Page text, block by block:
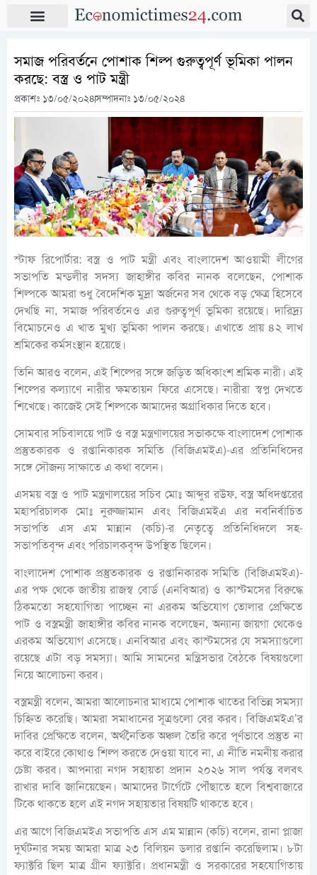
সমাজ পরিবর্তনে পোশাক শিল্প গুরুত্বপূর্ণ ভূমিকা পালন
করছে: বস্ত্র ও পাট মন্ত্রী
প্রকাশঃ ১৩/০৫/২০২৪সম্পাদনাঃ ১৩/০৫/২০২৪
স্টাফ রিপোর্টার: বস্ত্র ও পাট মন্ত্রী এবং বাংলাদেশ আওয়ামী লীগের
সভাপতি মন্ডলীর সদস্য জাহাঙ্গীর কবির নানক বলেছেন, পোশাক
শিল্পকে আমরা শুধু বৈদেশিক মুদ্রা অর্জনের সব থেকে বড় ক্ষেত্র হিসেবে
দেখছি না, সমাজ পরিবর্তনেও এর গুরুত্বপূর্ণ ভূমিকা রয়েছে। দারিদ্র্য
বিমোচনেও এ খাত মুখ্য ভূমিকা পালন করছে। এখাতে প্রায় ৪২ লাখ
শ্রমিকের কর্মসংস্থান হয়েছে।
তিনি আরও বলেন, এই শিল্পের সঙ্গে জড়িত অধিকাংশ শ্রমিক নারী। এই
শিল্পের কল্যাণে নারীর ক্ষমতায়ন ফিরে এসেছে। নারীরা স্বপ্ন দেখতে
শিখেছে। কাজেই সেই শিল্পকে আমাদের অগ্রাধিকার দিতে হবে।
সোমবার সচিবালয়ে পাট ও বস্ত্র মন্ত্রণালয়ের সভাকক্ষে বাংলাদেশ পোশাক
প্রস্তুতকারক ও রপ্তানিকারক সমিতি (বিজিএমইএ)-এর প্রতিনিধিদের
সঙ্গে সৌজন্য সাক্ষাতে এ কথা বলেন।
এসময় বস্ত্র ও পাট মন্ত্রণালয়ের সচিব মোঃ আব্দুর রউফ, বস্ত্র অধিদপ্তরের
মহাপরিচালক মোঃ নুরুজ্জামান এবং বিজিএমইএ এর নবনির্বাচিত
সভাপতি এস এম মান্নান (কচি)-র নেতৃত্বে প্রতিনিধিদলে সহ-
সভাপতিবৃন্দ এবং পরিচালকবৃন্দ উপস্থিত ছিলেন।
বাংলাদেশ পোশাক প্রস্তুতকারক ও রপ্তানিকারক সমিতি (বিজিএমইএ)-
এর পক্ষ থেকে জাতীয় রাজস্ব বোর্ড (এনবিআর) ও কাস্টমসের বিরুদ্ধে
ঠিকমতো সহযোগিতা পাচ্ছেন না এরকম অভিযোগ তোলার প্রেক্ষিতে
পাট ও বস্ত্রমন্ত্রী জাহাঙ্গীর কবির নানক বলেছেন, অন্যান্য জায়গা থেকেও
এরকম অভিযোগ এসেছে। এনবিআর এবং কাস্টমসের যে সমস্যাগুলো
রয়েছে এটা বড় সমস্যা। আমি সামনের মন্ত্রিসভার বৈঠকে বিষয়গুলো
নিয়ে আলোচনা করব।
বস্ত্রমন্ত্রী বলেন, আমরা আলোচনার মাধ্যমে পোশাক খাতের বিভিন্ন সমস্যা
চিহ্নিত করেছি। আমরা সমাধানের সূত্রগুলো বের করব। বিজিএমইএ’র
দাবির প্রেক্ষিতে বলেন, অর্থনৈতিক অঞ্চল তৈরি করে পূর্ণভাবে প্রস্তুত না
করে বাইরে কোথাও শিল্প করতে দেওয়া যাবে না, এ নীতি নমনীয় করার
চেষ্টা করব। আপনারা নগদ সহায়তা প্রদান ২০২৬ সাল পর্যন্ত বলবৎ
রাখার দাবি জানিয়েছেন। আমাদের টার্গেটে পৌঁছাতে হলে বিশ্ববাজারে
টিকে থাকতে হলে এই নগদ সহায়তার বিষয়টি থাকতে হবে।
এর আগে বিজিএমইএ সভাপতি এস এম মান্নান (কচি) বলেন, রানা প্লাজা
দুর্ঘটনার সময় আমরা মাত্র ২৩ বিলিয়ন ডলার রপ্তানি করেছিলাম। ৮টা
ফ্যাক্টরি ছিল মাত্র গ্রীন ফ্যাক্টরি। প্রধানমন্ত্রী ও সরকারের সহযোগিতায়